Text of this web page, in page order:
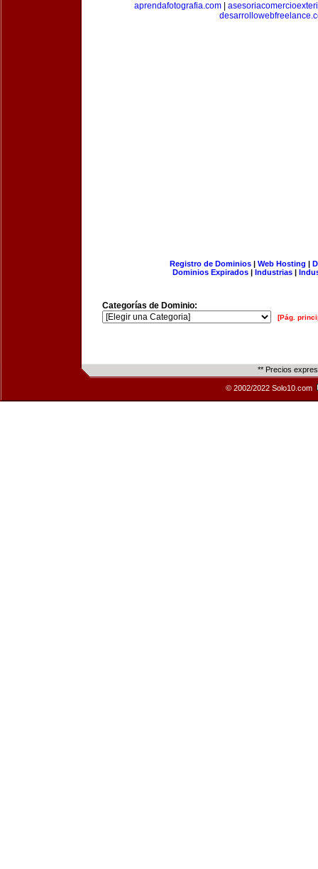
aprendafotografia.com
Registro de Dominios| Web Hosting |
Dominios Expirados | Industrias |
Categorías de Dominio:
[Pág.
** Precios
© 2002/2022 Solo10.com